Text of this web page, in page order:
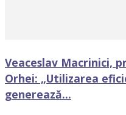
Veaceslav Macrinici,
Orhei: „Utilizarea
generează...